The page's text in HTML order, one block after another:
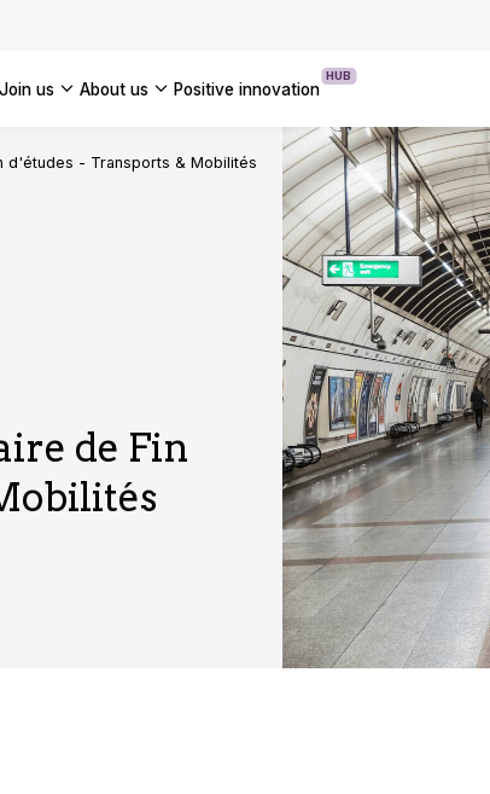
CASE STUDIES
join us about us positive innovation
HUB
d'études - Transports & Mobilités
de Fin